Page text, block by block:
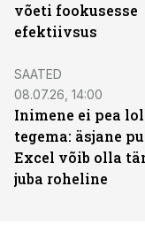
võeti fookusesse
efektiivsus
SAATED
08.07.26, 14:00
Inimene ei pea
tegema: äsjane
Excel võib olla
juba roheline